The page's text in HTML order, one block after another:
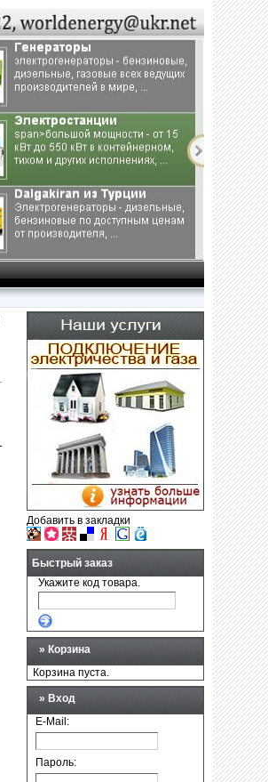
Добавить в закладки
Быстрый заказ
Укажите код товара.
» Корзина
Корзина пуста.
» Вход
E-Mail:
Пароль: